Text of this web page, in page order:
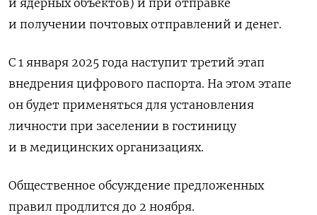
и получении почтовых отправлений и денег.
С 1 января 2025 года наступит третий этап
внедрения цифрового паспорта. На этом этапе
он будет применяться для установления
личности при заселении в гостиницу
и в медицинских организациях.
Общественное обсуждение предложенных
правил продлится до 2 ноября.